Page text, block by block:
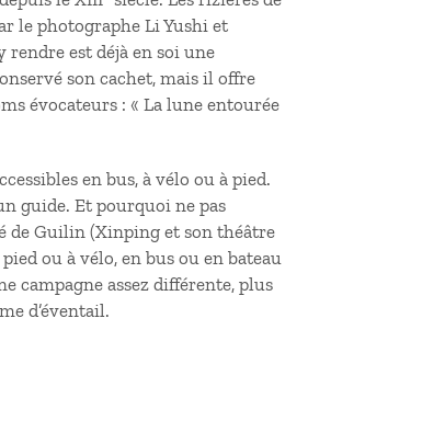
le photographe Li Yushi et
rendre est déjà en soi une
son cachet, mais il offre
évocateurs : « La lune entourée
en bus, à vélo ou à pied.
guide. Et pourquoi ne pas
de Guilin (Xinping et son théâtre
ou à vélo, en bus ou en bateau
campagne assez différente, plus
d’éventail.